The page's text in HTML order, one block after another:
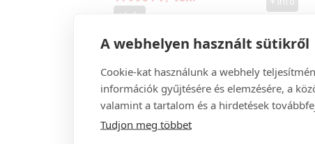
A webhelyen használt sütikről
Cookie-kat használunk a webhely
információk gyűjtésére és elemzésére, a
valamint a tartalom és a hirdetések
Tudjon meg többet
+ Info